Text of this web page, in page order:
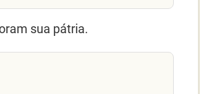
sua pátria.